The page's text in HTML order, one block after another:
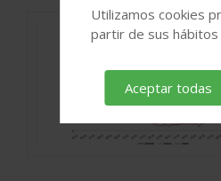
Utilizamos cookies
partir de sus
Aceptar todas